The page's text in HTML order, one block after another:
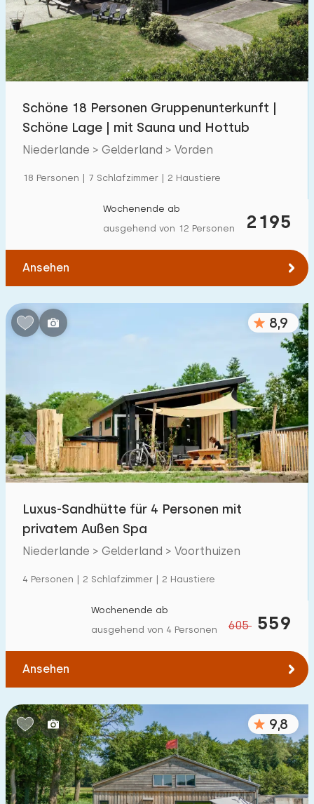
Schwimmbad 236
Eingezäunter Garten 93
Haustierfrei 211
Ladestation Auto
€ 0 — € 1000+
Schlafzimmern:
Badezimmer:
1 2 3 4 5
Entfernungen
Zum Meer(max. km):
Zum Wald(max. km):
5 10
1 2
Zu öffentlichen Verkehrsmitteln
0,2 0,5 1 2 5
Unterkunft
Schöne 18 Personen Gruppenunterkunft |
Schöne Lage | mit Sauna und Hottub
Niederlande > Gelderland > Vorden
18 Personen | 7 Schlafzimmer | 2 Haustiere
2195
Wochenende ab
ausgehend von 12 Personen
Ansehen
8,9
Luxus-Sandhütte für 4 Personen mit
privatem Außen Spa
Niederlande > Gelderland > Voorthuizen
4 Personen | 2 Schlafzimmer | 2 Haustiere
605 559
Wochenende ab
ausgehend von 4 Personen
Ansehen
9,8